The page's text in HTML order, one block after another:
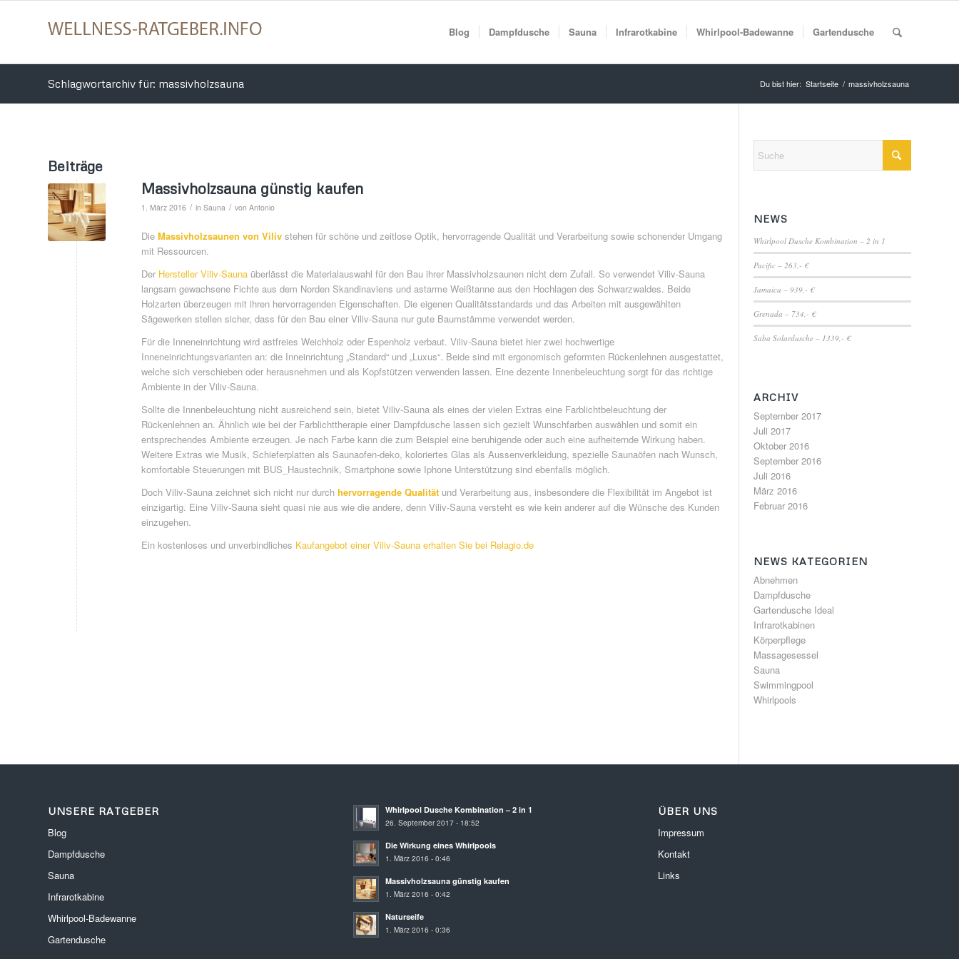
Blog Dampfdusche Sauna Infrarotkabine Whirlpool-Badewanne Gartendusche
Schlagwortarchiv für: massivholzsauna Du bist hier: Startseite / massivholzsauna
Beiträge
Massivholzsauna günstig kaufen
1. März 2016 / in Sauna / von Antonio
Die Massivholzsaunen von Viliv stehen für schöne und zeitlose Optik, hervorragende Qualität und Verarbeitung sowie schonender Umgang
mit Ressourcen.
Der Hersteller Viliv-Sauna überlässt die Materialauswahl für den Bau ihrer Massivholzsaunen nicht dem Zufall. So verwendet Viliv-Sauna
langsam gewachsene Fichte aus dem Norden Skandinaviens und astarme Weißtanne aus den Hochlagen des Schwarzwaldes. Beide
Holzarten überzeugen mit ihren hervorragenden Eigenschaften. Die eigenen Qualitätsstandards und das Arbeiten mit ausgewählten
Sägewerken stellen sicher, dass für den Bau einer Viliv-Sauna nur gute Baumstämme verwendet werden.
Für die Inneneinrichtung wird astfreies Weichholz oder Espenholz verbaut. Viliv-Sauna bietet hier zwei hochwertige
Inneneinrichtungsvarianten an: die Inneinrichtung „Standard“ und „Luxus“. Beide sind mit ergonomisch geformten Rückenlehnen ausgestattet,
welche sich verschieben oder herausnehmen und als Kopfstützen verwenden lassen. Eine dezente Innenbeleuchtung sorgt für das richtige
Ambiente in der Viliv-Sauna.
Sollte die Innenbeleuchtung nicht ausreichend sein, bietet Viliv-Sauna als eines der vielen Extras eine Farblichtbeleuchtung der
Rückenlehnen an. Ähnlich wie bei der Farblichttherapie einer Dampfdusche lassen sich gezielt Wunschfarben auswählen und somit ein
entsprechendes Ambiente erzeugen. Je nach Farbe kann die zum Beispiel eine beruhigende oder auch eine aufheiternde Wirkung haben.
Weitere Extras wie Musik, Schieferplatten als Saunaofen-deko, koloriertes Glas als Aussenverkleidung, spezielle Saunaöfen nach Wunsch,
komfortable Steuerungen mit BUS_Haustechnik, Smartphone sowie Iphone Unterstützung sind ebenfalls möglich.
Doch Viliv-Sauna zeichnet sich nicht nur durch hervorragende Qualität und Verarbeitung aus, insbesondere die Flexibilität im Angebot ist
einzigartig. Eine Viliv-Sauna sieht quasi nie aus wie die andere, denn Viliv-Sauna versteht es wie kein anderer auf die Wünsche des Kunden
einzugehen.
Ein kostenloses und unverbindliches Kaufangebot einer Viliv-Sauna erhalten Sie bei Relagio.de
NEWS
Whirlpool Dusche Kombination – 2 in 1
Pacific – 263,- €
Jamaica – 939,- €
Grenada – 734,- €
Saba Solardusche – 1339,- €
ARCHIV
September 2017
Juli 2017
Oktober 2016
September 2016
Juli 2016
März 2016
Februar 2016
NEWS KATEGORIEN
Abnehmen
Dampfdusche
Gartendusche Ideal
Infrarotkabinen
Körperpflege
Massagesessel
Sauna
Swimmingpool
Whirlpools
UNSERE RATGEBER
Blog
Dampfdusche
Sauna
Infrarotkabine
Whirlpool-Badewanne
Gartendusche
Whirlpool Dusche Kombination – 2 in 1
26. September 2017 - 18:52
Die Wirkung eines Whirlpools
1. März 2016 - 0:46
Massivholzsauna günstig kaufen
1. März 2016 - 0:42
Naturseife
1. März 2016 - 0:36
ÜBER UNS
Impressum
Kontakt
Links